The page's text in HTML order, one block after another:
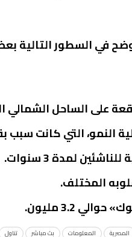
في السطور التالية
على الساحل الشمالي
النمو، التي كانت سبب
لمدة 3 سنوات.
المصرية المعلومات بث مباشر تناول